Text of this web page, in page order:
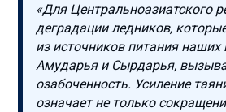
«Для Центральноазиатского
деградации ледников,
из источников питания наших
Амударья и Сырдарья,
озабоченность. Усиление
означает не только